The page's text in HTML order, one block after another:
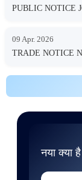
PUBLIC NOTICE
09 Apr. 2026
TRADE NOTICE
नया क्या है